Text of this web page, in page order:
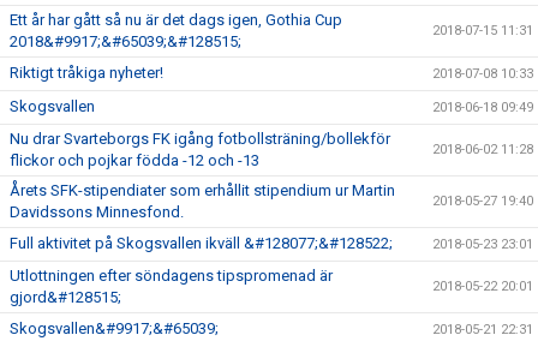
Ett år har gått så nu är det dags igen, Gothia Cup
2018&#9917;&#65039;&#128515;
2018-07-15 11:31
Riktigt tråkiga nyheter! 2018-07-08 10:33
Skogsvallen 2018-06-18 09:49
Nu drar Svarteborgs FK igång fotbollsträning/bollekför
flickor och pojkar födda -12 och -13
2018-06-02 11:28
Årets SFK-stipendiater som erhållit stipendium ur Martin
Davidssons Minnesfond.
2018-05-27 19:40
Full aktivitet på Skogsvallen ikväll &#128077;&#128522; 2018-05-23 23:01
Utlottningen efter söndagens tipspromenad är
gjord&#128515;
2018-05-22 20:01
Skogsvallen&#9917;&#65039; 2018-05-21 22:31